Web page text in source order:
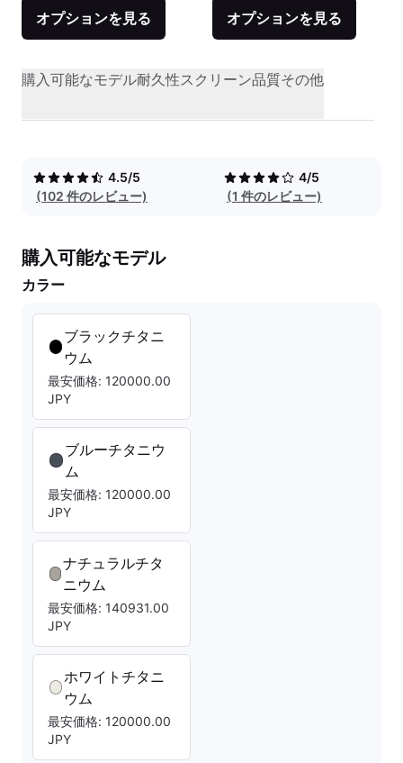
オプションを見る オプションを見る
購入可能なモデル耐久性スクリーン品質その他
4.5/5
(102 件のレビュー)
4/5
(1 件のレビュー)
購入可能なモデル
カラー
ブラックチタニ
ウム
最安価格: 120000.00
JPY
ブルーチタニウ
ム
最安価格: 120000.00
JPY
ナチュラルチタ
ニウム
最安価格: 140931.00
JPY
ホワイトチタニ
ウム
最安価格: 120000.00
JPY